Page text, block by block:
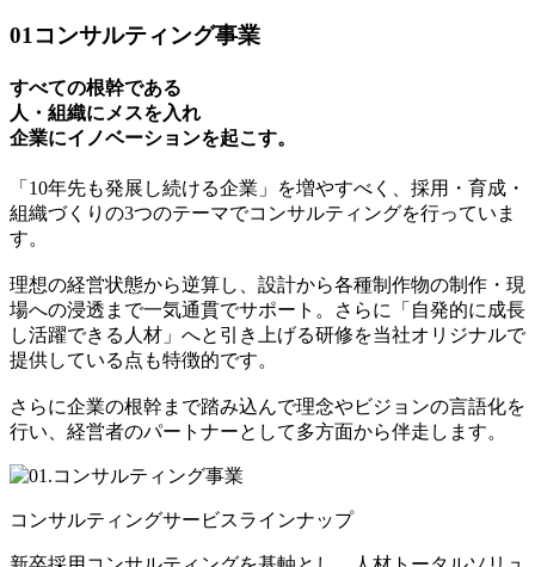
01 コンサルティング事業
すべての根幹である
人・組織にメスを入れ
企業にイノベーションを起こす。
「10年先も発展し続ける企業」を増やすべく、採用・育成・
組織づくりの3つのテーマでコンサルティングを行っていま
す。
理想の経営状態から逆算し、設計から各種制作物の制作・現
場への浸透まで一気通貫でサポート。さらに「自発的に成長
し活躍できる人材」へと引き上げる研修を当社オリジナルで
提供している点も特徴的です。
さらに企業の根幹まで踏み込んで理念やビジョンの言語化を
行い、経営者のパートナーとして多方面から伴走します。
コンサルティングサービスラインナップ